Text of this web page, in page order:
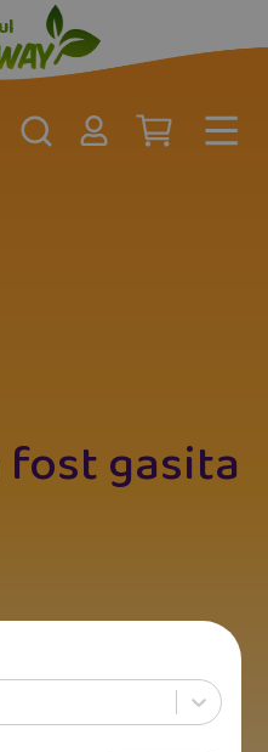
fost gasita